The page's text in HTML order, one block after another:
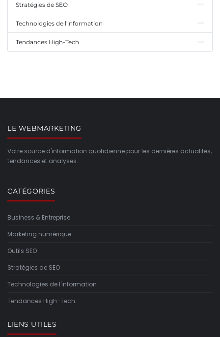
Stratégies de SEO
Technologies de l'information
Tendances High-Tech
LE WEBMARKETING
Votre source d'information quotidienne pour les dernières actualités,
tendances et analyses.
CATÉGORIES
Business & Entreprise
Marketing numérique
Outils SEO
Stratégies de SEO
Technologies de l'information
Tendances High-Tech
LIENS UTILES